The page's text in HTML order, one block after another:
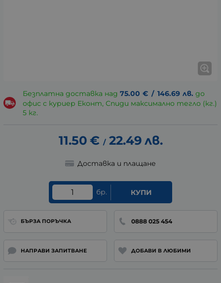
Безплатна доставка над 75.00 € / 146.69 лв. до
офис с куриер Еконт, Спиди максимално тегло (кг.)
5 кг.
11.50 € / 22.49 лв.
Доставка и плащане
бр. КУПИ
БЪРЗА ПОРЪЧКА 0888 025 454
НАПРАВИ ЗАПИТВАНЕ ДОБАВИ В ЛЮБИМИ